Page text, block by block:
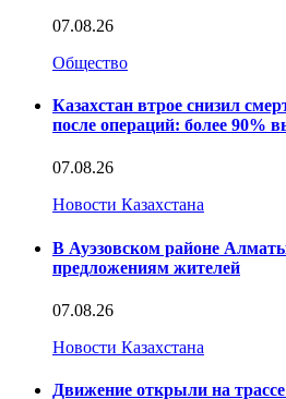
07.08.26
Общество
Казахстан втрое снизил
после операций: более 90%
07.08.26
Новости Казахстана
В Ауэзовском районе
предложениям жителей
07.08.26
Новости Казахстана
Движение открыли на